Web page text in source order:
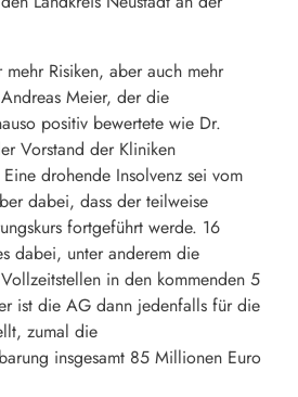
Risiken, aber auch mehr
Meier, der die
positiv bewertete wie Dr.
Vorstand der Kliniken
drohende Insolvenz sei vom
dabei, dass der teilweise
fortgeführt werde. 16
dabei, unter anderem die
in den kommenden 5
ist die AG dann jedenfalls für die
zumal die
insgesamt 85 Millionen Euro